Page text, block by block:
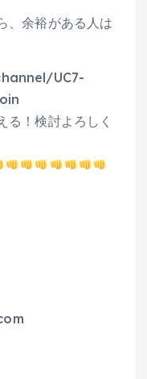
、余裕がある人は
UC7-
る！検討よろしく